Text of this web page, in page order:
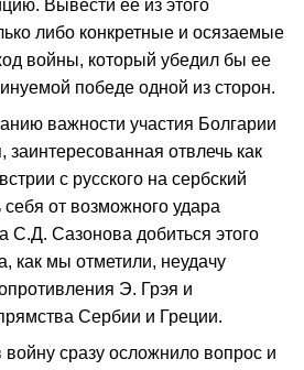
Вывести ее из этого
либо конкретные и осязаемые
войны, который убедил бы ее
победе одной из сторон.
важности участия Болгарии
отвлечь как
с русского на сербский
от возможного удара
С.Д. Сазонова добиться этого
как мы отметили, неудачу
Э. Грэя и
Сербии и Греции.
войну сразу осложнило вопрос и